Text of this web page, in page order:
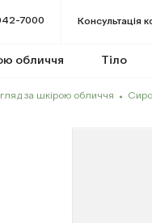
7000 Консультація
обличчя Тіло
за шкірою обличчя